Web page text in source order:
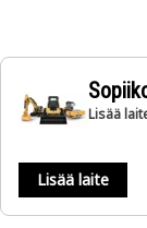
Lisää
Lisää laite